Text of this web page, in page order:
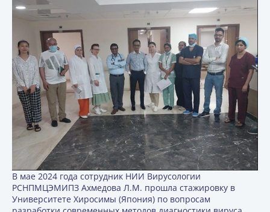
В мае 2024 года сотрудник НИИ Вирусологии
РСНПМЦЭМИПЗ Ахмедова Л.М. прошла стажировку в
Университете Хиросимы (Япония) по вопросам